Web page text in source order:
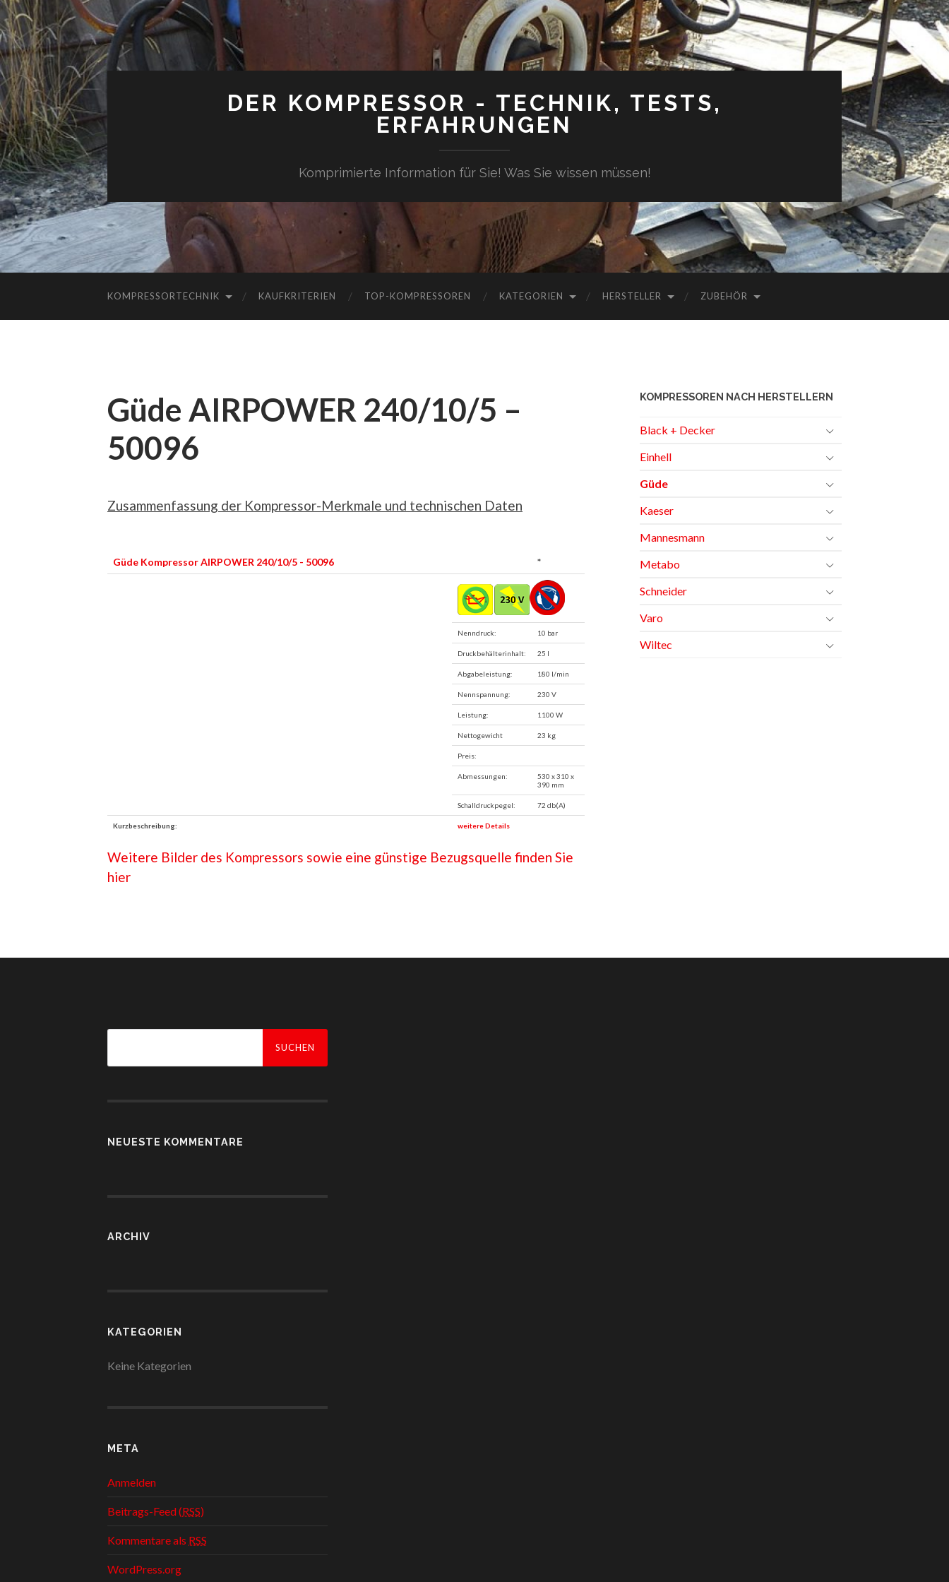
DER KOMPRESSOR - TECHNIK, TESTS,
ERFAHRUNGEN
Komprimierte Information für Sie! Was Sie wissen müssen!
KOMPRESSORTECHNIK KAUFKRITERIEN TOP-KOMPRESSOREN KATEGORIEN HERSTELLER ZUBEHÖR
Güde AIRPOWER 240/10/5 –
50096
Zusammenfassung der Kompressor-Merkmale und technischen Daten
Güde Kompressor AIRPOWER 240/10/5 - 50096 *
Nenndruck: 10 bar
Druckbehälterinhalt: 25 l
Abgabeleistung: 180 l/min
Nennspannung: 230 V
Leistung: 1100 W
Nettogewicht 23 kg
Preis:
Abmessungen:
530 x 310 x
390 mm
Schalldruckpegel: 72 db(A)
Kurzbeschreibung: weitere Details
Weitere Bilder des Kompressors sowie eine günstige Bezugsquelle finden Sie
hier
KOMPRESSOREN NACH HERSTELLERN
Black + Decker
Einhell
Güde
Kaeser
Mannesmann
Metabo
Schneider
Varo
Wiltec
NEUESTE KOMMENTARE
ARCHIV
KATEGORIEN
Keine Kategorien
META
Anmelden
Beitrags-Feed (RSS)
Kommentare als RSS
WordPress.org